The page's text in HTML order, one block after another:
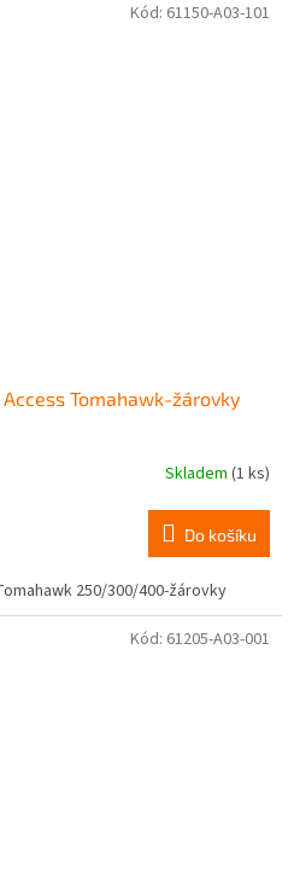
Tomahawk-žárovky
Skladem (1 ks)
Do košíku
250/300/400-žárovky
Kód: 61150-A03-101
Kód: 61205-A03-001